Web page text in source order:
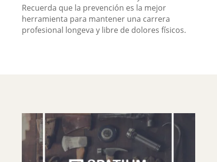
Recuerda que la prevención es la mejor
herramienta para mantener una carrera
profesional longeva y libre de dolores físicos.